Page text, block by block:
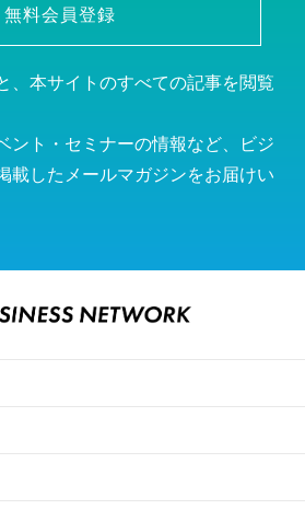
無料会員登録
、本サイトのすべての記事を閲覧
ント・セミナーの情報など、ビジ
載したメールマガジンをお届けい